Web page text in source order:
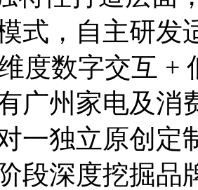
式，自主研发
度数字交互 +
广州家电及消
一独立原创定
段深度挖掘品